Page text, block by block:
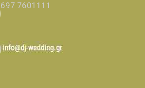
697 7601111